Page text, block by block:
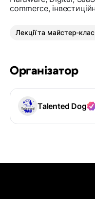
commerce,
Лекції та майстер-
Організатор
Talented Dog